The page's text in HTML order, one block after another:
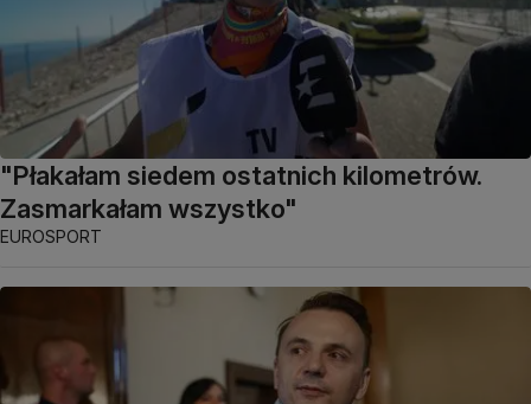
"Płakałam siedem ostatnich kilometrów.
Zasmarkałam wszystko"
EUROSPORT